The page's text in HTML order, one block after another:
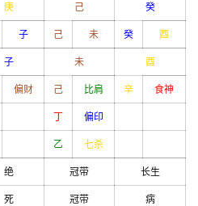
庚 己 癸
子 己 未 癸 酉
子 未 酉
偏财 己 比肩 辛 食神
丁 偏印
乙 七杀
绝 冠带 长生
死 冠带 病